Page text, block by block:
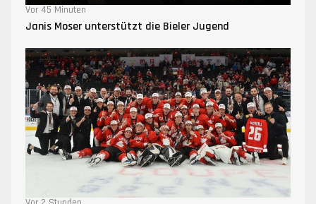
Vor 45 Minuten
Janis Moser unterstützt die Bieler Jugend